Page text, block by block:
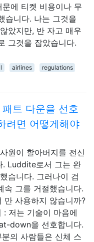
에 티켓 비용이나 무
습니다. 나는 그것을
았지만, 반 자고 매우
그것을 잡았습니다.
airlines
regulations
트 다운을 선호
려면 어떻게해야
원이 할아버지를 전신
. Luddite로서 그는 완
습니다. 그러나이 검
속 그를 거절했습니다.
만 사용하지 않습니까?
: 저는 기술이 마음에
down을 선호합니다.
의 사람들은 신체 스